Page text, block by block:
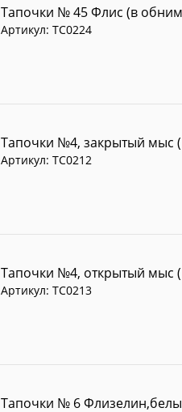
Тапочки № 45 Флис (в
Артикул:TC0224
Тапочки №4, закрытый мыс
Артикул:TC0212
Тапочки №4, открытый мыс
Артикул:TC0213
Тапочки № 6